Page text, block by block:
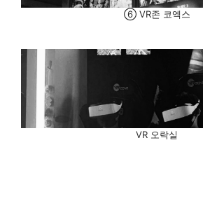
⑥ VR존 코엑스
VR 오락실